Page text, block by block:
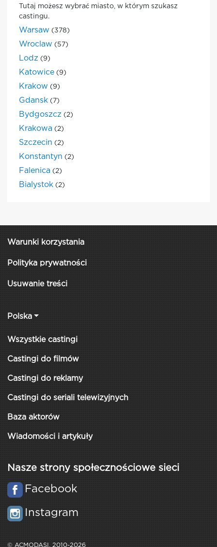
Tutaj możesz wybrać miasto, w którym szukasz
castingu.
Warsaw (378)
Wroclaw (57)
Lodz (9)
Katowice (9)
Krakow (9)
Gdansk (7)
Bydgoszcz (2)
Krakowa (2)
Szczecin (2)
Konstantyn (2)
Falenica (2)
Bialystok (2)
Warunki korzystania
Polityka prywatności
Usuwanie treści
Polska
Wszystkie castingi
Castingi do filmów
Castingi do reklamy
Castingi do seriali telewizyjnych
Baza aktorów
Wiadomości i artykuły
Nasze strony społecznościowe sieci
Facebook
Instagram
© ACMODASI, 2010-2026